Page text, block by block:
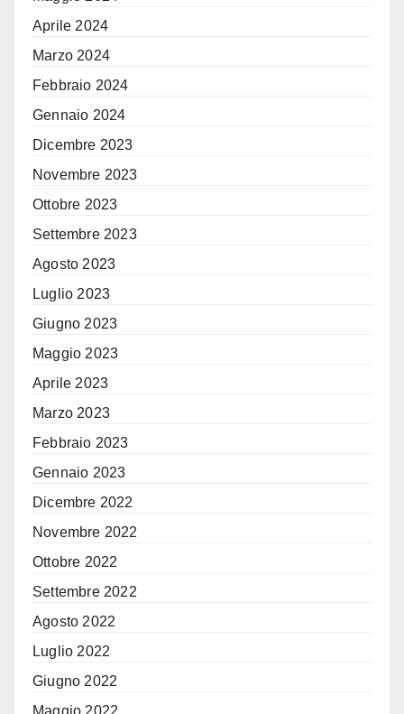
Aprile 2024
Marzo 2024
Febbraio 2024
Gennaio 2024
Dicembre 2023
Novembre 2023
Ottobre 2023
Settembre 2023
Agosto 2023
Luglio 2023
Giugno 2023
Maggio 2023
Aprile 2023
Marzo 2023
Febbraio 2023
Gennaio 2023
Dicembre 2022
Novembre 2022
Ottobre 2022
Settembre 2022
Agosto 2022
Luglio 2022
Giugno 2022